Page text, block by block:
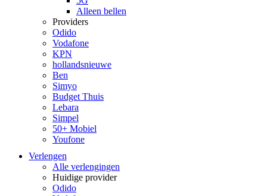
Alleen bellen
Providers
Odido
Vodafone
KPN
hollandsnieuwe
Ben
Simyo
Budget Thuis
Lebara
Simpel
50+ Mobiel
Youfone
Verlengen
Alle verlengingen
Huidige provider
Odido